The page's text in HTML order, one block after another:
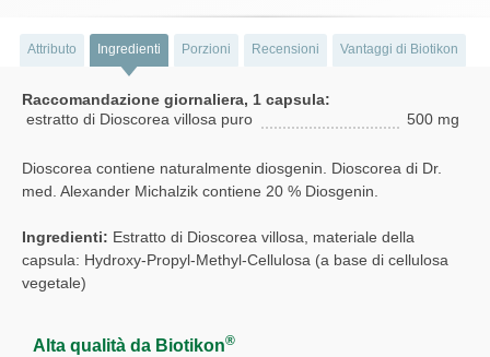
Attributo Ingredienti Porzioni Recensioni Vantaggi di Biotikon
Raccomandazione giornaliera, 1 capsula:
estratto di Dioscorea villosa puro
500 mg
Dioscorea contiene naturalmente diosgenin. Dioscorea di Dr.
med. Alexander Michalzik contiene 20 % Diosgenin.
Ingredienti: Estratto di Dioscorea villosa, materiale della
capsula: Hydroxy-Propyl-Methyl-Cellulosa (a base di cellulosa
vegetale)
Alta qualità da Biotikon®